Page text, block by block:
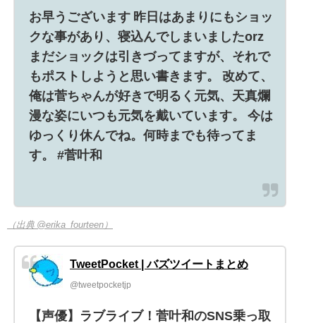
お早うございます 昨日はあまりにもショッ
クな事があり、寝込んでしまいましたorz
まだショックは引きづってますが、それで
もポストしようと思い書きます。 改めて、
俺は菅ちゃんが好きで明るく元気、天真爛
漫な姿にいつも元気を戴いています。 今は
ゆっくり休んでね。何時までも待ってま
す。 #菅叶和
（出典 @erika_fourteen）
TweetPocket | バズツイートまとめ
@tweetpocketjp
【声優】ラブライブ！菅叶和のSNS乗っ取